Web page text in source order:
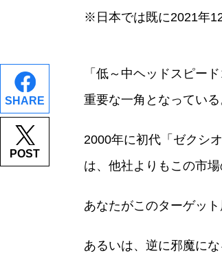
SHARE
POST
※日本では既に2021年
「低～中ヘッドスピー
重要な一角となっている
2000年に初代「ゼクシ
は、他社よりもこの市
あなたがこのターゲッ
あるいは、逆に邪魔にな